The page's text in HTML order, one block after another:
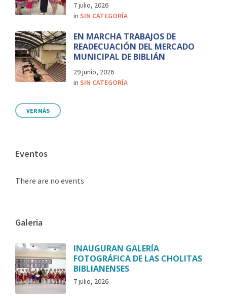
7 julio, 2026
in SIN CATEGORÍA
EN MARCHA TRABAJOS DE
READECUACIÓN DEL MERCADO
MUNICIPAL DE BIBLIÁN
29 junio, 2026
in SIN CATEGORÍA
VER MÁS
Eventos
There are no events
Galeria
INAUGURAN GALERÍA
FOTOGRÁFICA DE LAS CHOLITAS
BIBLIANENSES
7 julio, 2026